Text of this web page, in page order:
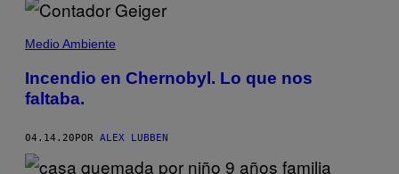
Medio Ambiente
Incendio en Chernobyl. Lo que nos
faltaba.
04.14.20 POR ALEX LUBBEN